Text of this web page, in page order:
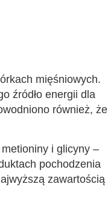
mięśniowych.
źródło energii dla
również, że
i glicyny –
pochodzenia
zawartością